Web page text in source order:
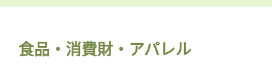
食品・消費財・アパレル